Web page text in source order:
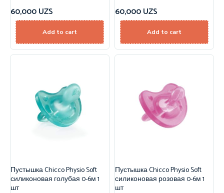
60,000UZS
Add to cart
60,000UZS
Add to cart
Пустышка Chicco Physio Soft
силиконовая голубая 0-6м 1
шт
Пустышка Chicco Physio Soft
силиконовая розовая 0-6м 1
шт